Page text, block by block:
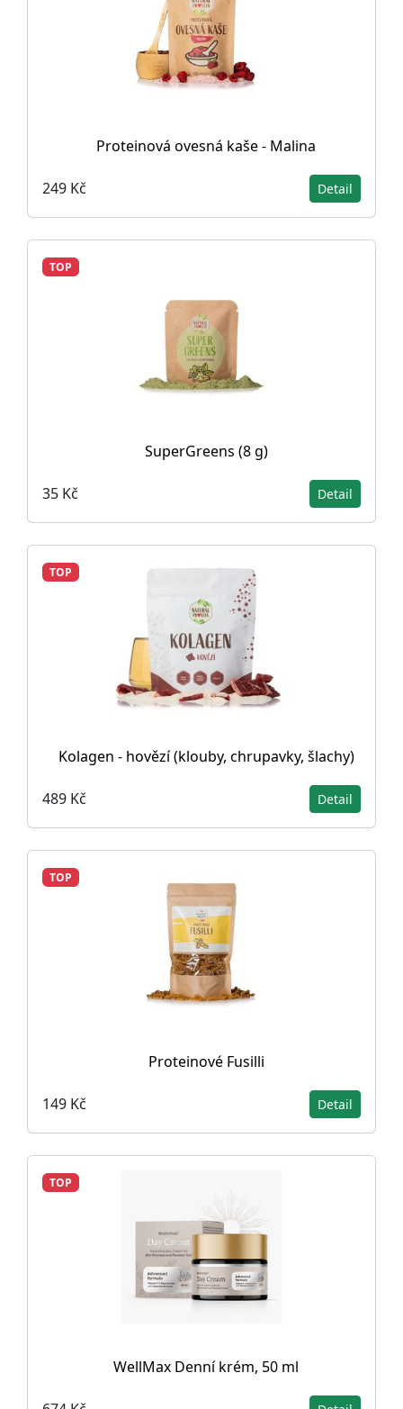
Proteinová ovesná kaše - Malina
249 Kč Detail
TOP
SuperGreens (8 g)
35 Kč Detail
TOP
Kolagen - hovězí (klouby, chrupavky, šlachy)
489 Kč Detail
TOP
Proteinové Fusilli
149 Kč Detail
TOP
WellMax Denní krém, 50 ml